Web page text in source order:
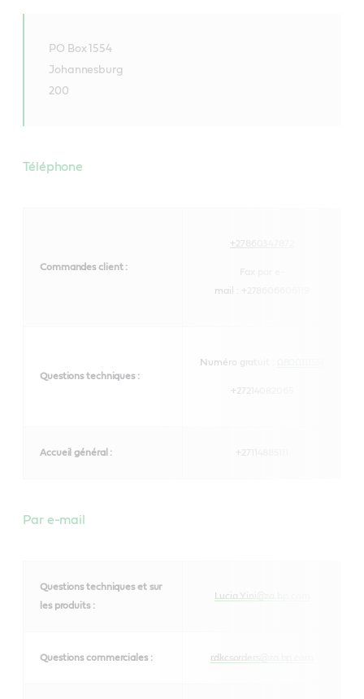
PO Box 1554
Johannesburg
200
Téléphone
Commandes client :
+27860347872
mail :
Questions techniques :
Numéro gratuit :
+27214082065
Accueil général : +27114885111
Par e-mail
Questions techniques et sur
les produits :
Lucia.Yini@za.bp.com
Questions commerciales : rdkcsorders@za.bp.com